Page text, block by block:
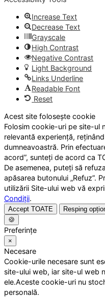
Increase Text
Decrease Text
Grayscale
High Contrast
Negative Contrast
Light Background
Links Underline
Readable Font
Reset
Acest site folosește cookie
Folosim cookie-uri pe site-ul
relevantă experiență,
dumneavoastră. Prin
acord”, sunteți de acord ca
De asemenea, puteți să
apăsarea butonului „Refuz”.
utilizării Site-ului web vă
Condiții.
Accept TOATE Resping
🍪
Preferințe
×
Necesare
Cookie-urile necesare sunt
site-ului web, iar site-ul web
ele.Aceste cookie-uri nu
personală.